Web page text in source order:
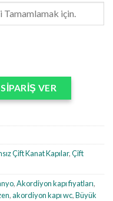
VER
Çift Kanat Kapılar,Çift
,Akordiyon kapı fiyatları,
,akordiyon kapı wc,Büyük